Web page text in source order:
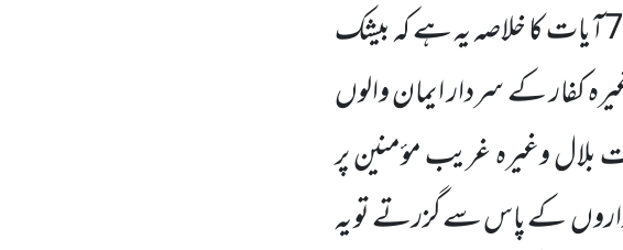
7آیات کا خلاصہ یہ ہے کہ بیشک
کفار کے سردار ایمان والوں
وغیرہ غریب مؤمنین پر
کے پاس سے گزرتے تو یہ